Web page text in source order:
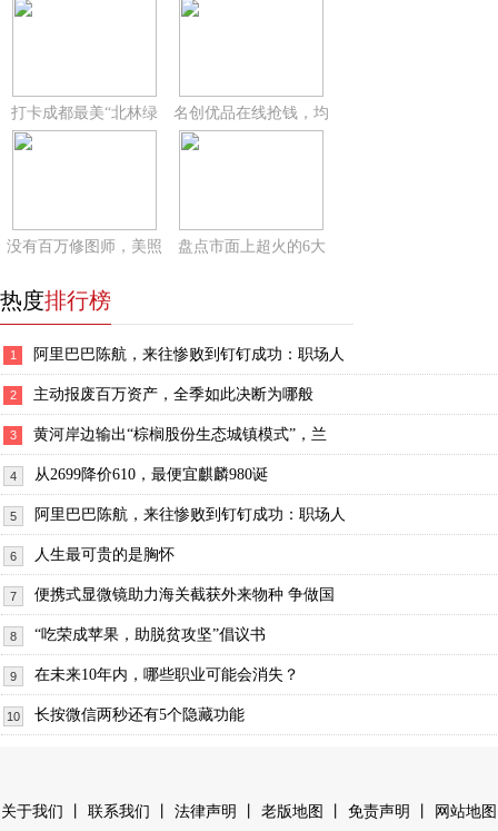
打卡成都最美“北林绿 名创优品在线抢钱，均
没有百万修图师，美照 盘点市面上超火的6大
热度排行榜
1 阿里巴巴陈航，来往惨败到钉钉成功：职场人
2 主动报废百万资产，全季如此决断为哪般
3 黄河岸边输出“棕榈股份生态城镇模式”，兰
4 从2699降价610，最便宜麒麟980诞
5 阿里巴巴陈航，来往惨败到钉钉成功：职场人
6 人生最可贵的是胸怀
7 便携式显微镜助力海关截获外来物种 争做国
8 “吃荣成苹果，助脱贫攻坚”倡议书
9 在未来10年内，哪些职业可能会消失？
10 长按微信两秒还有5个隐藏功能
关于我们 联系我们 法律声明 老版地图 免责声明 网站地图